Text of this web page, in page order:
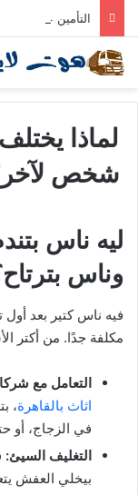
التأمين على
لماذا
شخص
ليه ناس
وناس
فيه ناس كتير بعد
مكلفة جدًا. من أكتر
التعامل مع
اثاث بالقاهرة،
في الزجاج، أو
التغليف السيئ:
بيخلي العفش